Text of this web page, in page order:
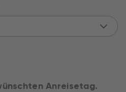
Anreisetag.